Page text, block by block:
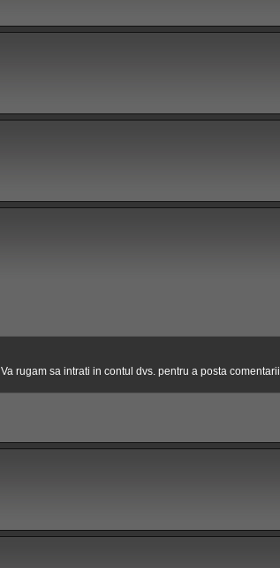
Va rugam sa intrati in contul dvs. pentru a posta comentarii